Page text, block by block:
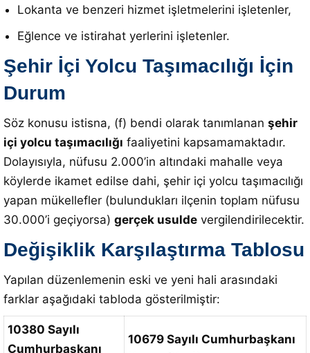
Lokanta ve benzeri hizmet işletmelerini işletenler,
Eğlence ve istirahat yerlerini işletenler.
Şehir İçi Yolcu Taşımacılığı İçin
Durum
Söz konusu istisna, (f) bendi olarak tanımlanan şehir
içi yolcu taşımacılığı faaliyetini kapsamamaktadır.
Dolayısıyla, nüfusu 2.000’in altındaki mahalle veya
köylerde ikamet edilse dahi, şehir içi yolcu taşımacılığı
yapan mükellefler (bulundukları ilçenin toplam nüfusu
30.000’i geçiyorsa) gerçek usulde vergilendirilecektir.
Değişiklik Karşılaştırma Tablosu
Yapılan düzenlemenin eski ve yeni hali arasındaki
farklar aşağıdaki tabloda gösterilmiştir:
10380 Sayılı
Cumhurbaşkanı
10679 Sayılı Cumhurbaşkanı